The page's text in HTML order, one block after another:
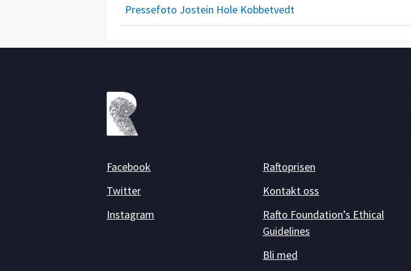
Pressefoto Jostein Hole Kobbetvedt
Facebook
Twitter
Instagram
Raftoprisen
Kontakt oss
Rafto Foundation’s Ethical
Guidelines
Bli med